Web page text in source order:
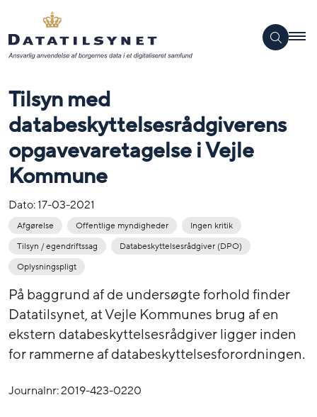
Tilsyn med
databeskyttelsesrådgiverens
opgavevaretagelse i Vejle
Kommune
Dato:17-03-2021
Afgørelse Offentlige myndigheder
Ingen kritik
Tilsyn / egendriftssag
Databeskyttelsesrådgiver (DPO)
Oplysningspligt
På baggrund af de undersøgte forhold finder
Datatilsynet, at Vejle Kommunes brug af en
ekstern databeskyttelsesrådgiver ligger inden
for rammerne af databeskyttelsesforordningen.
Journalnr: 2019-423-0220